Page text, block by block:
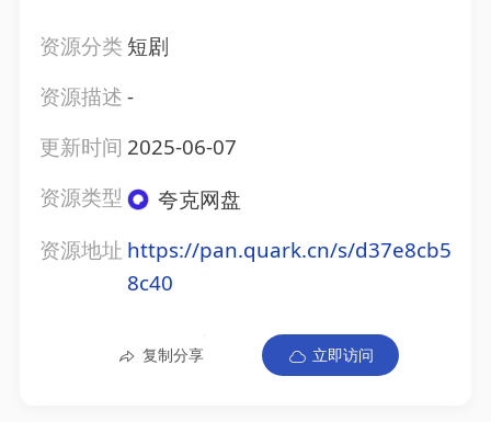
资源分类 短剧
资源描述-
更新时间 2025-06-07
资源类型
夸克网盘
资源地址 https://pan.quark.cn/s/d37e8cb5
8c40
复制分享 立即访问